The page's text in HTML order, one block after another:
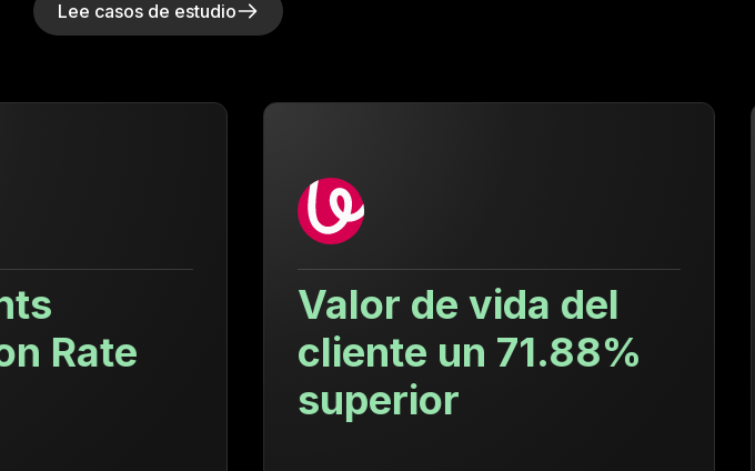
Lee casos de estudio
Valor de vida del
cliente un 71.88%
Tasa de
9.4